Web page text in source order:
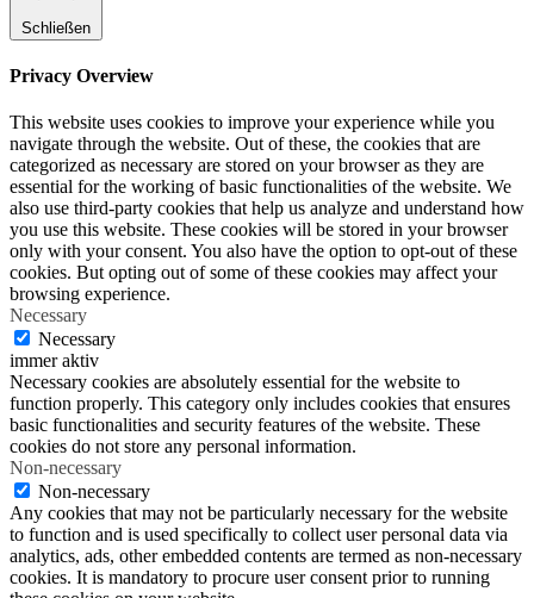
Schließen
Privacy Overview
This website uses cookies to improve your experience while you
navigate through the website. Out of these, the cookies that are
categorized as necessary are stored on your browser as they are
essential for the working of basic functionalities of the website. We
also use third-party cookies that help us analyze and understand how
you use this website. These cookies will be stored in your browser
only with your consent. You also have the option to opt-out of these
cookies. But opting out of some of these cookies may affect your
browsing experience.
Necessary
Necessary
immer aktiv
Necessary cookies are absolutely essential for the website to
function properly. This category only includes cookies that ensures
basic functionalities and security features of the website. These
cookies do not store any personal information.
Non-necessary
Non-necessary
Any cookies that may not be particularly necessary for the website
to function and is used specifically to collect user personal data via
analytics, ads, other embedded contents are termed as non-necessary
cookies. It is mandatory to procure user consent prior to running